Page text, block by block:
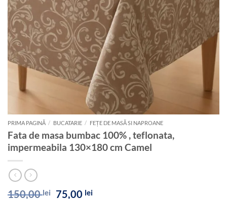
PRIMA PAGINĂ / BUCATARIE / FEȚE DE MASĂ SI NAPROANE
Fata de masa bumbac 100% , teflonata,
impermeabila 130×180 cm Camel
150,00lei
Prețul
75,00 leiPrețul